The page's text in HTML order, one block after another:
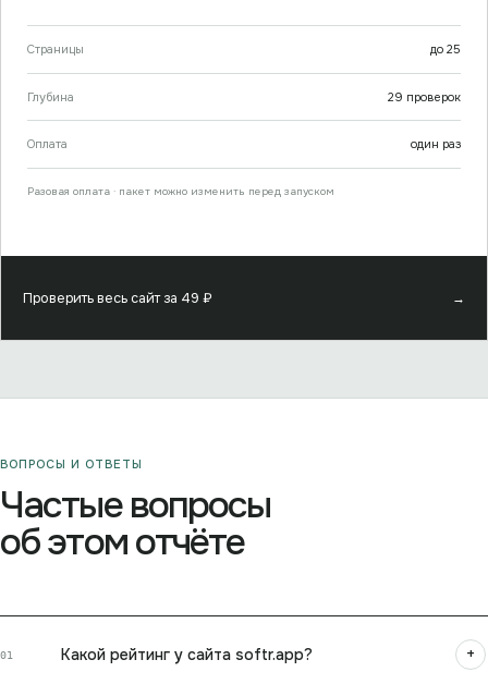
Страницы до 25
Глубина 29 проверок
Оплата один раз
Разовая оплата · пакет можно изменить перед запуском
Проверить весь сайт за 49 ₽ →
ВОПРОСЫ И ОТВЕТЫ
Частые вопросы
об этом отчёте
01 Какой рейтинг у сайта softr.app? +